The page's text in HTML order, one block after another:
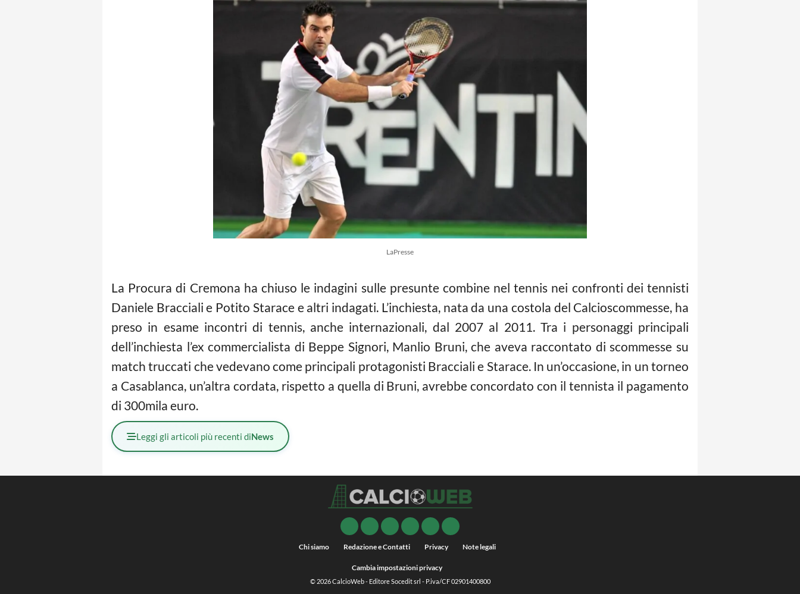
LaPresse
La Procura di Cremona ha chiuso le indagini sulle presunte combine nel tennis nei confronti dei tennisti
Daniele Bracciali e Potito Starace e altri indagati. L’inchiesta, nata da una costola del Calcioscommesse, ha
preso in esame incontri di tennis, anche internazionali, dal 2007 al 2011. Tra i personaggi principali
dell’inchiesta l’ex commercialista di Beppe Signori, Manlio Bruni, che aveva raccontato di scommesse su
match truccati che vedevano come principali protagonisti Bracciali e Starace. In un’occasione, in un torneo
a Casablanca, un’altra cordata, rispetto a quella di Bruni, avrebbe concordato con il tennista il pagamento
di 300mila euro.
Leggi gli articoli più recenti diNews
Chi siamo Redazione e Contatti Privacy Note legali
Cambia impostazioni privacy
© 2026CalcioWeb- Editore Socedit srl - P.iva/CF 02901400800